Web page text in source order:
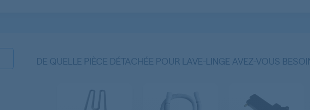
DE QUELLE PIÈCE DÉTACHÉE POUR LAVE-LINGE AVEZ-VOUS